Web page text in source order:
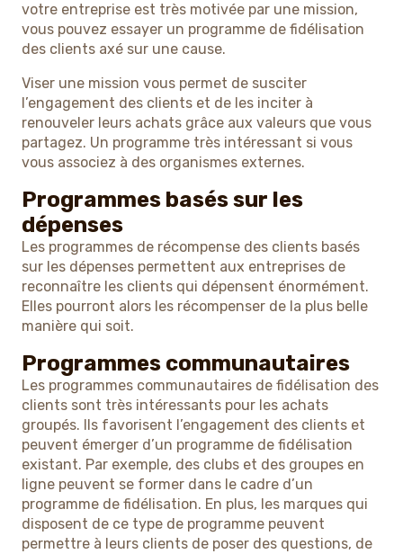
votre entreprise est très motivée par une mission,
vous pouvez essayer un programme de fidélisation
des clients axé sur une cause.
Viser une mission vous permet de susciter
l’engagement des clients et de les inciter à
renouveler leurs achats grâce aux valeurs que vous
partagez. Un programme très intéressant si vous
vous associez à des organismes externes.
Programmes basés sur les
dépenses
Les programmes de récompense des clients basés
sur les dépenses permettent aux entreprises de
reconnaître les clients qui dépensent énormément.
Elles pourront alors les récompenser de la plus belle
manière qui soit.
Programmes communautaires
Les programmes communautaires de fidélisation des
clients sont très intéressants pour les achats
groupés. Ils favorisent l’engagement des clients et
peuvent émerger d’un programme de fidélisation
existant. Par exemple, des clubs et des groupes en
ligne peuvent se former dans le cadre d’un
programme de fidélisation. En plus, les marques qui
disposent de ce type de programme peuvent
permettre à leurs clients de poser des questions, de